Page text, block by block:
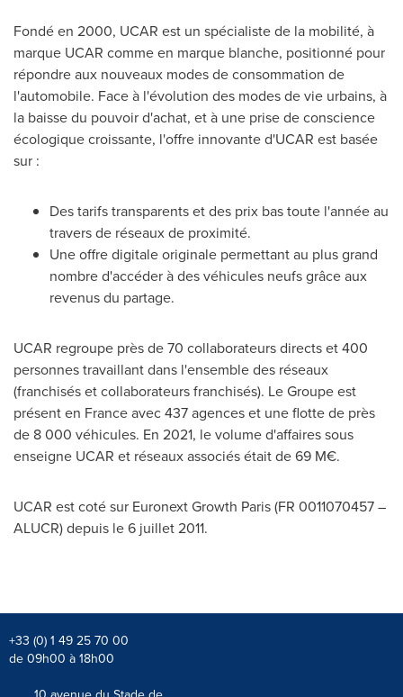
Fondé en 2000, UCAR est un spécialiste de la mobilité, à
marque UCAR comme en marque blanche, positionné pour
répondre aux nouveaux modes de consommation de
l'automobile. Face à l'évolution des modes de vie urbains, à
la baisse du pouvoir d'achat, et à une prise de conscience
écologique croissante, l'offre innovante d'UCAR est basée
sur :
Des tarifs transparents et des prix bas toute l'année au
travers de réseaux de proximité.
Une offre digitale originale permettant au plus grand
nombre d'accéder à des véhicules neufs grâce aux
revenus du partage.
UCAR regroupe près de 70 collaborateurs directs et 400
personnes travaillant dans l'ensemble des réseaux
(franchisés et collaborateurs franchisés). Le Groupeest
présent en Franceavec 437 agences et une flotte de près
de 8 000 véhicules. En 2021, le volume d'affaires sous
enseigne UCAR et réseaux associés était de 69 M€.
UCAR est coté sur Euronext Growth Paris (FR 0011070457 –
ALUCR) depuis le 6 juillet 2011.
+33 (0) 1 49 25 70 00
de 09h00 à 18h00